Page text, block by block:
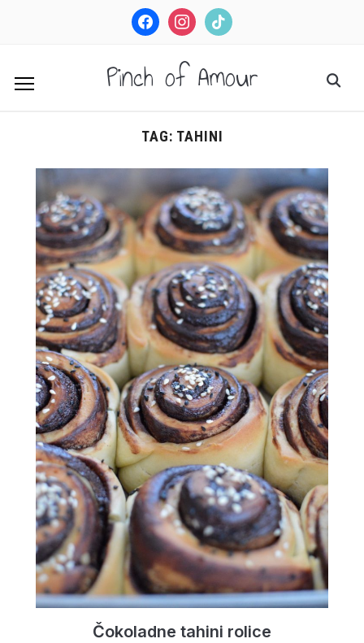
facebookinstagramtiktok
Pinch of Amour
TAG: TAHINI
Čokoladne tahini rolice